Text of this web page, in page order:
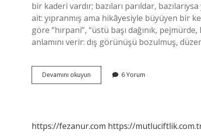
bir kaderi vardır; bazıları parıldar,
ait: yıpranmış ama hikâyesiyle büyüyen bir
göre “hırpani”, “üstü başı dağınık,
anlamını verir: dış görünüşü bozulmuş,
Devamını okuyun
ne
6 Yorum
https://fezanur.com https://